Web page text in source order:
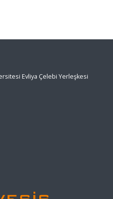
Evliya Çelebi Yerleşkesi